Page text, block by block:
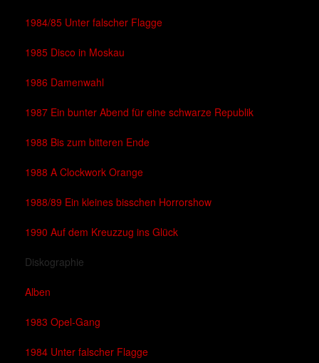
1984/85 Unter falscher Flagge
1985 Disco in Moskau
1986 Damenwahl
1987 Ein bunter Abend für eine schwarze Republik
1988 Bis zum bitteren Ende
1988 A Clockwork Orange
1988/89 Ein kleines bisschen Horrorshow
1990 Auf dem Kreuzzug ins Glück
Diskographie
Alben
1983 Opel-Gang
1984 Unter falscher Flagge